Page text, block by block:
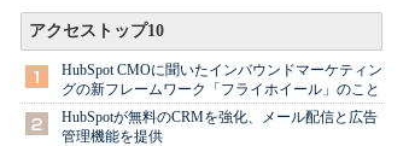
アクセストップ10
HubSpot CMOに聞いたインバウンドマーケティン
グの新フレームワーク「フライホイール」のこと
HubSpotが無料のCRMを強化、メール配信と広告
管理機能を提供